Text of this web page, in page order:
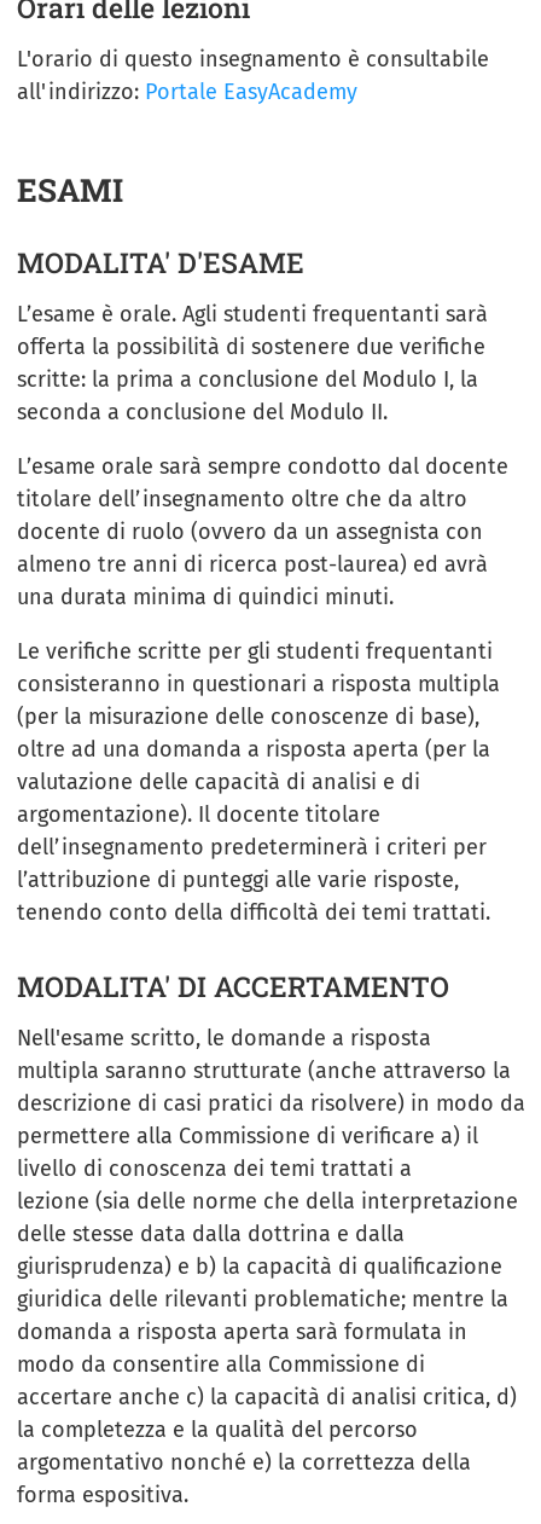
L'orario di questo insegnamento è consultabile
all'indirizzo: Portale EasyAcademy
ESAMI
MODALITA' D'ESAME
L’esame è orale. Agli studenti frequentanti sarà
offerta la possibilità di sostenere due verifiche
scritte: la prima a conclusione del Modulo I, la
seconda a conclusione del Modulo II.
L’esame orale sarà sempre condotto dal docente
titolare dell’insegnamento oltre che da altro
docente di ruolo (ovvero da un assegnista con
almeno tre anni di ricerca post-laurea) ed avrà
una durata minima di quindici minuti.
Le verifiche scritte per gli studenti frequentanti
consisteranno in questionari a risposta multipla
(per la misurazione delle conoscenze di base),
oltre ad una domanda a risposta aperta (per la
valutazione delle capacità di analisi e di
argomentazione). Il docente titolare
dell’insegnamento predeterminerà i criteri per
l’attribuzione di punteggi alle varie risposte,
tenendo conto della difficoltà dei temi trattati.
MODALITA' DI ACCERTAMENTO
Nell'esame scritto, le domande a risposta
multipla saranno strutturate (anche attraverso la
descrizione di casi pratici da risolvere) in modo da
permettere alla Commissione di verificare a) il
livello di conoscenza dei temi trattati a
lezione (sia delle norme che della interpretazione
delle stesse data dalla dottrina e dalla
giurisprudenza) e b) la capacità di qualificazione
giuridica delle rilevanti problematiche; mentre la
domanda a risposta aperta sarà formulata in
modo da consentire alla Commissione di
accertare anche c) la capacità di analisi critica, d)
la completezza e la qualità del percorso
argomentativo nonché e) la correttezza della
forma espositiva.